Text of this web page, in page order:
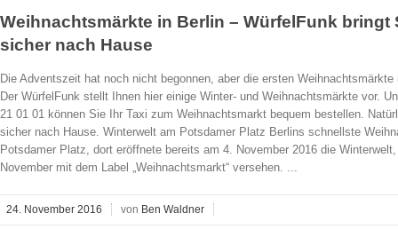
Weihnachtsmärkte in Berlin – WürfelFunk bringt
sicher nach Hause
Die Adventszeit hat noch nicht begonnen, aber die ersten
Der WürfelFunk stellt Ihnen hier einige Winter- und Weihnachtsmärkte vor.
21 01 01 können Sie Ihr Taxi zum Weihnachtsmarkt bequem bestellen.
sicher nach Hause. Winterwelt am Potsdamer Platz Berlins schnellste
Potsdamer Platz, dort eröffnete bereits am 4. November 2016 die
November mit dem Label „Weihnachtsmarkt“ versehen. ...
24. November 2016 von Ben Waldner